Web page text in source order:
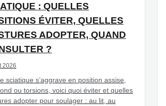
: QUELLES
ÉVITER, QUELLES
ADOPTER, QUAND
?
2026
sciatique s’aggrave en position assise,
ou torsions, voici quoi éviter et quelles
adopter pour soulager : au lit, au